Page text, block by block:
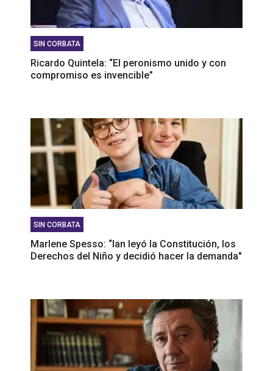
SIN CORBATA
Ricardo Quintela: “El peronismo unido y con
compromiso es invencible”
SIN CORBATA
Marlene Spesso: “Ian leyó la Constitución, los
Derechos del Niño y decidió hacer la demanda"